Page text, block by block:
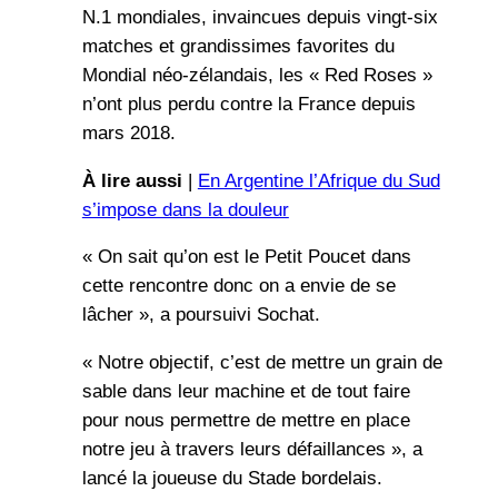
N.1 mondiales, invaincues depuis vingt-six
matches et grandissimes favorites du
Mondial néo-zélandais, les « Red Roses »
n’ont plus perdu contre la France depuis
mars 2018.
À lire aussi | En Argentine l’Afrique du Sud
s’impose dans la douleur
« On sait qu’on est le Petit Poucet dans
cette rencontre donc on a envie de se
lâcher », a poursuivi Sochat.
« Notre objectif, c’est de mettre un grain de
sable dans leur machine et de tout faire
pour nous permettre de mettre en place
notre jeu à travers leurs défaillances », a
lancé la joueuse du Stade bordelais.